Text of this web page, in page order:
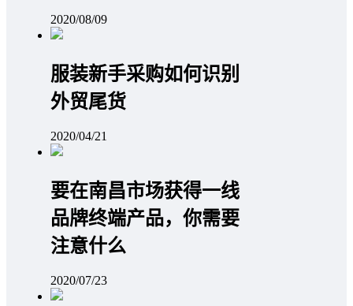
2020/08/09
服装新手采购如何识别
外贸尾货
2020/04/21
要在南昌市场获得一线
品牌终端产品，你需要
注意什么
2020/07/23